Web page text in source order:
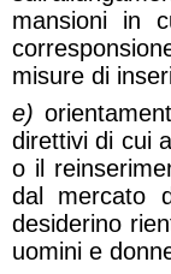
mansioni in
misure di
e)
direttivi di cui
o il
dal mercato
desiderino
uomini e